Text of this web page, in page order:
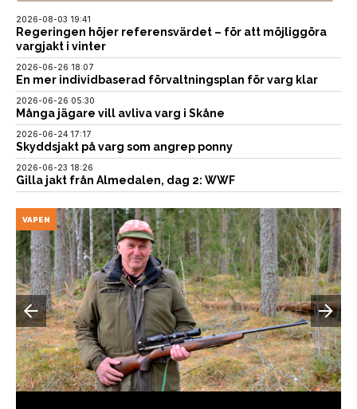
2026-08-03 19:41
Regeringen höjer referensvärdet – för att möjliggöra
vargjakt i vinter
2026-06-26 18:07
En mer individbaserad förvaltningsplan för varg klar
2026-06-26 05:30
Många jägare vill avliva varg i Skåne
2026-06-24 17:17
Skyddsjakt på varg som angrep ponny
2026-06-23 18:26
Gilla jakt från Almedalen, dag 2: WWF
VAPEN